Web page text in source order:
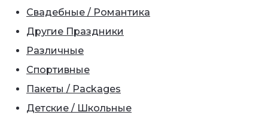
Свадебные / Романтика
Другие Праздники
Различные
Спортивные
Пакеты / Packages
Детские / Школьные